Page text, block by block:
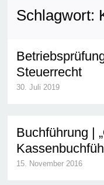
Schlagwort:
Steuerrecht
30. Juli 2019
Buchführung |
15. November 2016